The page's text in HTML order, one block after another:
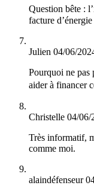
Question bête :
facture
Julien 04/06/
Pourquoi ne pas
aider à financer
Christelle 04/06/
Très informatif,
comme moi.
alaindéfenseur